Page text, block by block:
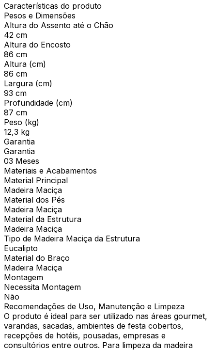
Características do produto
Pesos e Dimensões
Altura do Assento até o Chão
42 cm
Altura do Encosto
86 cm
Altura (cm)
86 cm
Largura (cm)
93 cm
Profundidade (cm)
87 cm
Peso (kg)
12,3 kg
Garantia
Garantia
03 Meses
Materiais e Acabamentos
Material Principal
Madeira Maciça
Material dos Pés
Madeira Maciça
Material da Estrutura
Madeira Maciça
Tipo de Madeira Maciça da Estrutura
Eucalipto
Material do Braço
Madeira Maciça
Montagem
Necessita Montagem
Não
Recomendações de Uso, Manutenção e Limpeza
O produto é ideal para ser utilizado nas áreas gourmet,
varandas, sacadas, ambientes de festa cobertos,
recepções de hotéis, pousadas, empresas e
consultórios entre outros. Para limpeza da madeira